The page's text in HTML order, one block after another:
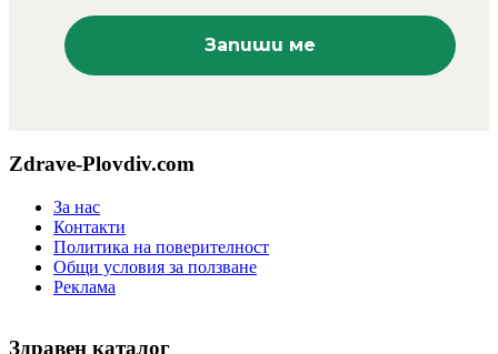
Zdrave-Plovdiv.com
За нас
Контакти
Политика на поверителност
Общи условия за ползване
Реклама
Здравен каталог